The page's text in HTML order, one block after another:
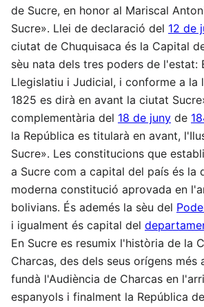
de Sucre, en honor al Mariscal
Sucre». Llei de declaració del 12 de
ciutat de Chuquisaca és la Capital
sèu nata dels tres poders de l'estat:
Llegislatiu i Judicial, i conforme a la
1825 es dirà en avant la ciutat
complementària del 18 de juny de
la República es titularà en avant,
Sucre». Les constitucions que
a Sucre com a capital del país és la
moderna constitució aprovada en
bolivians. És ademés la sèu del
i igualment és capital del
En Sucre es resumix l'història de la
Charcas, des dels seus orígens més
fundà l'Audiència de Charcas en
espanyols i finalment la República